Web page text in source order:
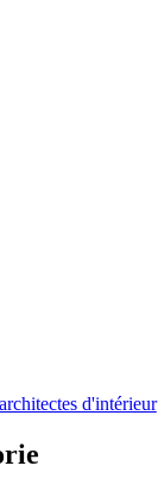
d'intérieur